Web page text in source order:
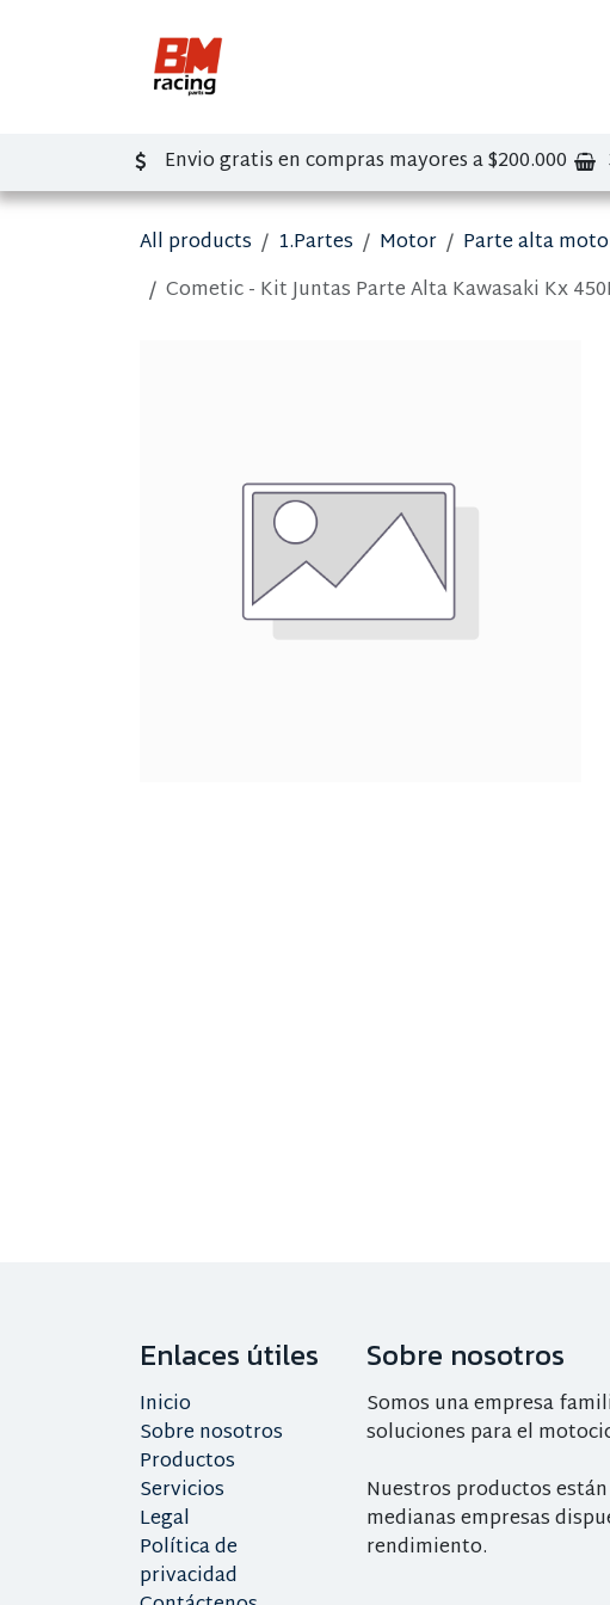
Envio gratis en compras mayores a $200.000
All products 1.Partes Motor Parte alta
Cometic - Kit Juntas Parte Alta Kawasaki Kx
Enlaces útiles
Inicio
Sobre nosotros
Productos
Servicios
Legal
Política de
privacidad
Sobre nosotros
Somos una empresa
soluciones para el
Nuestros productos
medianas empresas
rendimiento.